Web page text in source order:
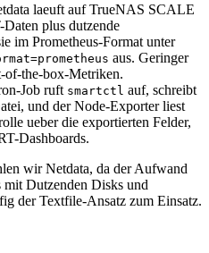
laeuft auf TrueNAS SCALE
plus dutzende
im Prometheus-Format unter
aus. Geringer
of-the-box-Metriken.
Job ruft smartctl auf, schreibt
und der Node-Exporter liest
ueber die exportierten Felder,
Dashboards.
wir Netdata, da der Aufwand
mit Dutzenden Disks und
der Textfile-Ansatz zum Einsatz.